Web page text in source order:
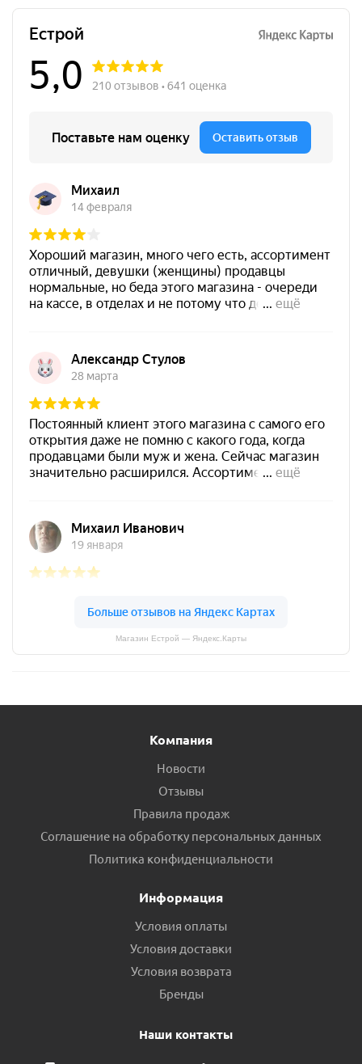
Магазин Естрой — Яндекс.Карты
Компания
Новости
Отзывы
Правила продаж
Соглашение на обработку персональных данных
Политика конфиденциальности
Информация
Условия оплаты
Условия доставки
Условия возврата
Бренды
Наши контакты